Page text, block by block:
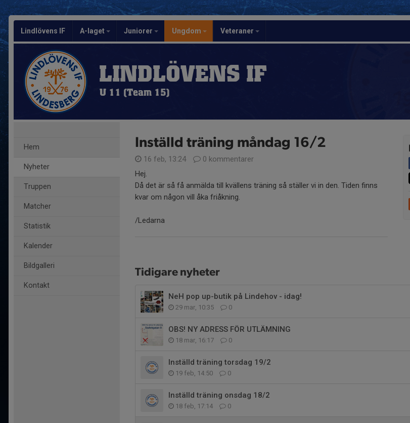
Lindlövens IF A-laget Juniorer Ungdom Veteraner
LINDLÖVENS IF
U 11 (Team 15)
Hem
Nyheter
Truppen
Matcher
Statistik
Kalender
Bildgalleri
Kontakt
Inställd träning måndag 16/2
16 feb, 13:24
0 kommentarer
Hej.
Då det är så få anmälda till kvällens träning så ställer vi in den. Tiden finns
kvar om någon vill åka friåkning.
/Ledarna
Tidigare nyheter
NeH pop up-butik på Lindehov - idag!
29 mar, 10:35 0
OBS! NY ADRESS FÖR UTLÄMNING
18 mar, 16:17 0
Inställd träning torsdag 19/2
19 feb, 14:50 0
Inställd träning onsdag 18/2
18 feb, 17:14 0